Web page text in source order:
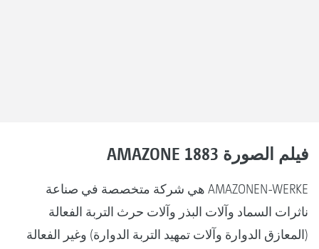
فيلم الصورة AMAZONE 1883
AMAZONEN-WERKE هي شركة متخصصة في صناعة
ناثرات السماد وآلات البذر وآلات حرث التربة الفعالة
(المعازق الدوارة وآلات تمهيد التربة الدوارة) وغير الفعالة